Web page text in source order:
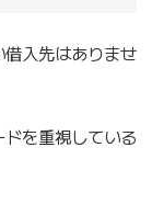
借入先はありませ
を重視している